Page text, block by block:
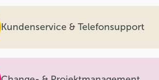
Kundenservice & Telefonsupport